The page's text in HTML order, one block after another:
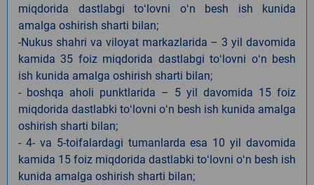
miqdorida dastlabgi toʻlovni oʻn besh ish kunida
amalga oshirish sharti bilan;
-Nukus shahri va viloyat markazlarida – 3 yil davomida
kamida 35 foiz miqdorida dastlabgi toʻlovni oʻn besh
ish kunida amalga oshirish sharti bilan;
- boshqa aholi punktlarida – 5 yil davomida 15 foiz
miqdorida dastlabki toʻlovni oʻn besh ish kunida amalga
oshirish sharti bilan;
- 4- va 5-toifalardagi tumanlarda esa 10 yil davomida
kamida 15 foiz miqdorida dastlabki toʻlovni oʻn besh ish
kunida amalga oshirish sharti bilan;